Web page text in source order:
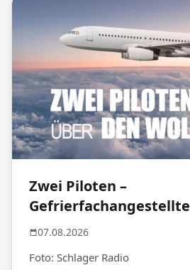
Zwei Piloten –
Gefrierfachangestellte
07.08.2026
Foto: Schlager Radio